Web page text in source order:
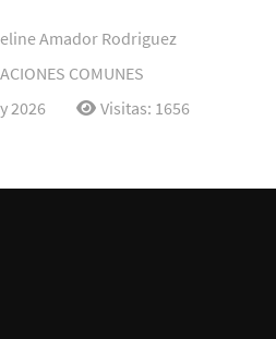
Amador Rodriguez
COMUNES
2026
Visitas: 1656